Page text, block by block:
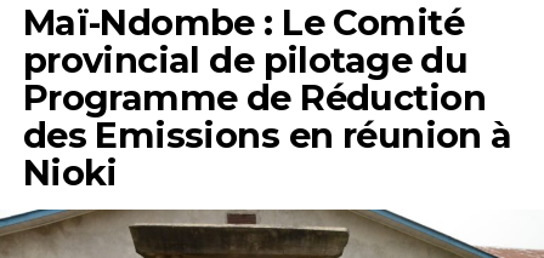
Maï-Ndombe : Le Comité
provincial de pilotage du
Programme de Réduction
des Emissions en réunion à
Nioki